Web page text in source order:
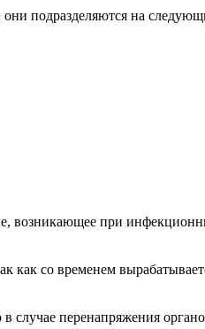
они подразделяются на
возникающее при
как со временем
случае перенапряжения